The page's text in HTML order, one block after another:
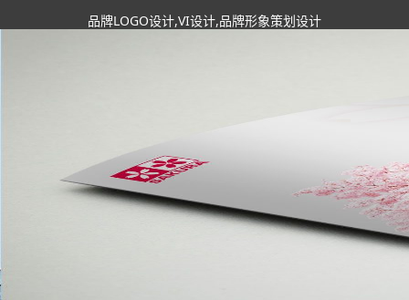
品牌LOGO设计,VI设计,品牌形象策划设计